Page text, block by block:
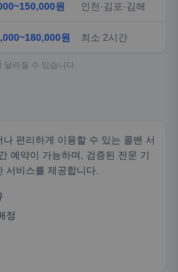
원 인천·김포·김해
원 최소 2시간
달라질 수 있습니다.
편리하게 이용할 수 있는 콜밴 서
예약이 가능하며, 검증된 전문 기
서비스를 제공합니다.
정